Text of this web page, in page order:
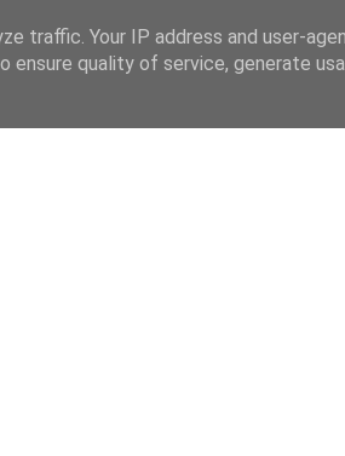
traffic. Your IP address and user-
ensure quality of service, generate